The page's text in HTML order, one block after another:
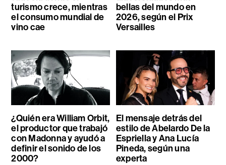
turismo crece, mientras
el consumo mundial de
vino cae
bellas del mundo en
2026, según el Prix
Versailles
¿Quién era William Orbit,
el productor que trabajó
con Madonna y ayudó a
definir el sonido de los
2000?
El mensaje detrás del
estilo de Abelardo De la
Espriella y Ana Lucía
Pineda, según una
experta